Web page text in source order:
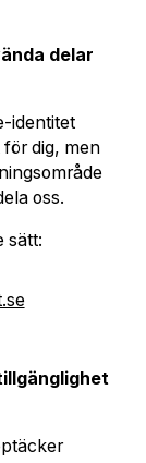
delar
identitet
dig, men
oss.
sätt: